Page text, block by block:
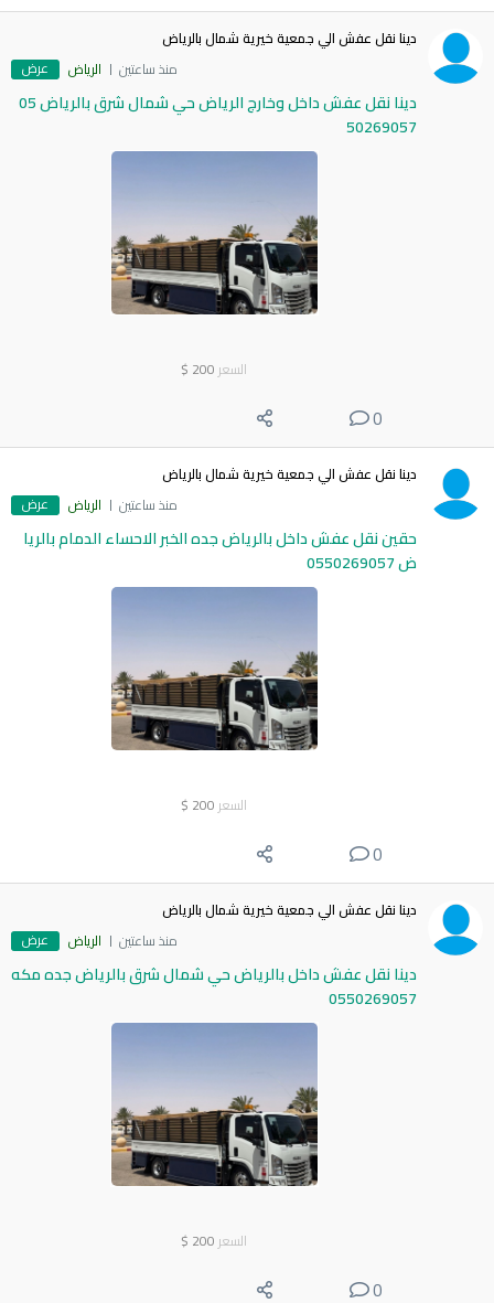
دينا نقل عفش الي جمعية خيرية شمال بالرياض
منذ ساعتين
الرياض عرض
دينا نقل عفش داخل وخارج الرياض حي شمال شرق بالرياض 05
50269057
السعر 200
$
0
دينا نقل عفش الي جمعية خيرية شمال بالرياض
منذ ساعتين
الرياض عرض
حقين نقل عفش داخل بالرياض جده الخبر الاحساء الدمام بالريا
ض 0550269057
السعر 200
$
0
دينا نقل عفش الي جمعية خيرية شمال بالرياض
منذ ساعتين
الرياض عرض
دينا نقل عفش داخل بالرياض حي شمال شرق بالرياض جده مكه
0550269057
السعر 200
$
0